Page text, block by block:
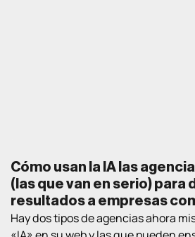
ventaja sobre las que empiezan a
Cómo usan la IA las
(las que van en serio) para
resultados a empresas
Hay dos tipos de agencias ahora